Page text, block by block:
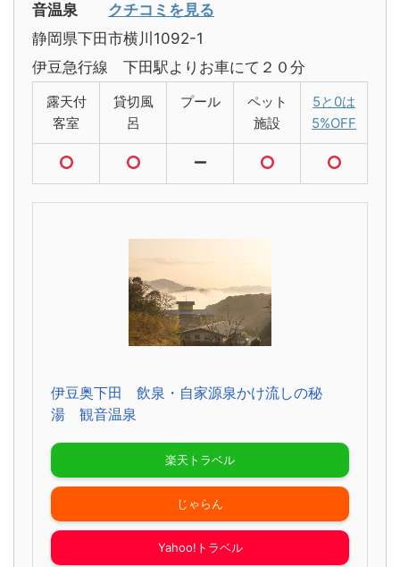
音温泉 クチコミを見る
静岡県下田市横川1092-1
伊豆急行線 下田駅よりお車にて２０分
露天付
客室
貸切風
呂
プール
ペット
施設
5と0は
5%OFF
伊豆奥下田 飲泉・自家源泉かけ流しの秘
湯 観音温泉
楽天トラベル
じゃらん
Yahoo!トラベル